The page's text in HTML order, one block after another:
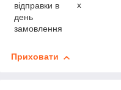
відправки в
день
замовлення
х
Приховати